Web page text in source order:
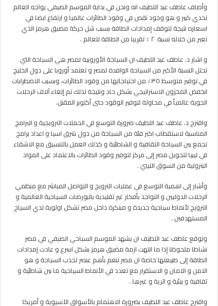
وأصاف عاطف عبد اللطيف انه ونحن في بداية الموسم الصيفي يواجه العالم
تحدي كبير و هو وجود نقص في وقود الطائرات عالميا و ارتفاع ايضا في
اسعاره نتيجة لتوقف إمدادات الطاقة بسبب شل حركة مضيق هرمز الذي
تعبر من خلاله نسبة ٢٠ ٪؜ تقريبا من الطاقة للعالم .
و اشار د. عاطف عبد اللطيف ان السياحة الأوروبية لمصر هي السياحة التي
تحتل النسبة الأكبر من السياحة الوافدة لمصر و تعتمد أوروبا على دول الخليج
في توفير متوسط ٣٥٪؜ من احتياجاتها من وقود الطائرات، وبسبب الاضطرابات
انخفض المخزون الاستراتيجي بشكل حاد ونتيجة لذلك تم إلغاء آلاف الرحلات
الجوية عالمياً في محاولة لتوفير الوقود حتى أكتوبر المقبل.
واقترح د. عاطف عبد اللطيف ضرورة التوسع في الحملات الترويجية و البرامج
المناسبة لاستقطاب اكبر فئة من السياحة من دول شرق اسيا و اعداد برامج
تجمع بين السياحة الثقافية و الشاطئية و كذلك العمل بالتنسيق مع الاشقاء
في ليبيا لتحويل مصر إلى مركز لتوفير وقود الطائرات بالاعتماد على المواد
البترولية من السوق الليبي .
وأشار إلى اهمية التوسع في عمليات الترويج و التواصل المباشر مع منظمي
الرحلات الدوليين و التواجد بأفكار غير تقليدية بالبورصات السياحية العالمية و
الترويج لأنماط سياحية جديدة و مبتكرة داخل مصر تشكل اولوية لدي السياح
المستهدفين .
وتوقع عاطف عبد اللطيف ان يشهد الموسم السياحي الصيفي في مصر
نشاطا ملحوظا إذا ما انتهت ازمة مضيق هرمز بشكل اسرع و عادت إمدادات
الطاقة إلى طبيعتها خاصة ان مصر تنعم بأهم عنصر لجذب السياحة و هو
الامن و الامان و الاستقرار مع تعدد في الأنماط السياحية ما بين شاطئية و
ثقافية و بيئية و اثرية و غيرها .
واقترح عاطف عبد اللطيف بضرورة الاهتمام بالأسواق الآسيوية و أمريكا